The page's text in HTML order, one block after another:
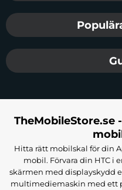
TheMobileStore.se
Hitta rätt mobilskal för din
mobil. Förvara din HTC i
skärmen med displayskydd
multimediemaskin med ett